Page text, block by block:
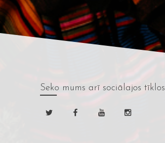
Seko mums arī sociālajos tīklos